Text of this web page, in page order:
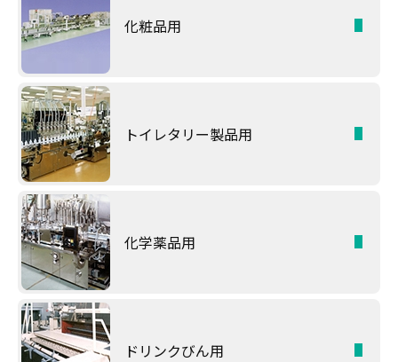
化粧品用
トイレタリー製品用
化学薬品用
ドリンクびん用